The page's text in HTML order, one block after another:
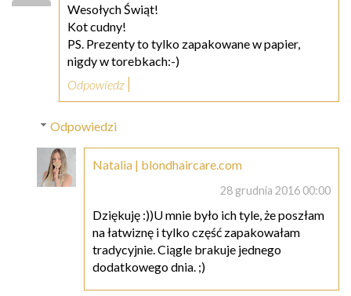
Wesołych Świąt!
Kot cudny!
PS. Prezenty to tylko zapakowane w papier,
nigdy w torebkach:-)
Odpowiedz
Odpowiedzi
Natalia | blondhaircare.com
28 grudnia 2016 00:00
Dziękuję :))U mnie było ich tyle, że poszłam
na łatwiznę i tylko część zapakowałam
tradycyjnie. Ciągle brakuje jednego
dodatkowego dnia. ;)